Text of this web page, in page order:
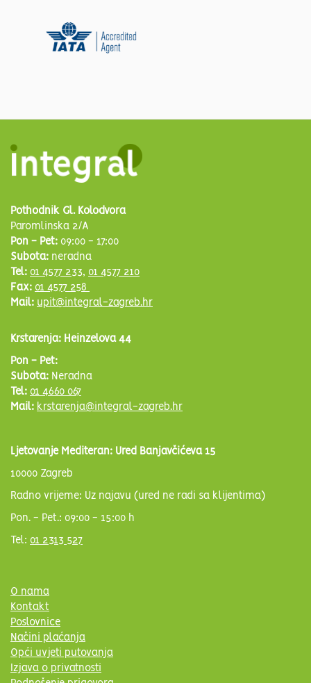
Pothodnik Gl. Kolodvora
Paromlinska 2/A
Pon - Pet: 09:00 - 17:00
Subota: neradna
Tel: 01 4577 233, 01 4577 210
Fax: 01 4577 258
Mail: upit@integral-zagreb.hr
Krstarenja: Heinzelova 44
Pon - Pet:
Subota: Neradna
Tel: 01 4660 067
Mail: krstarenja@integral-zagreb.hr
Ljetovanje Mediteran: Ured Banjavčićeva 15
10000 Zagreb
Radno vrijeme: Uz najavu (ured ne radi sa klijentima)
Pon. - Pet.: 09:00 - 15:00 h
Tel: 01 2313 527
O nama
Kontakt
Poslovnice
Načini plaćanja
Opći uvjeti putovanja
Izjava o privatnosti